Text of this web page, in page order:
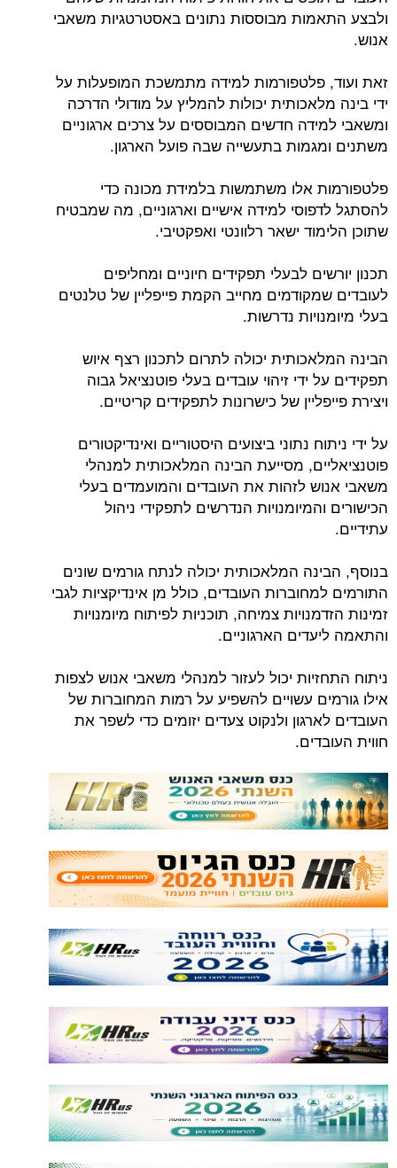
ולבצע התאמות מבוססות נתונים באסטרטגיות משאבי
אנוש.
זאת ועוד, פלטפורמות למידה מתמשכת המופעלות על
ידי בינה מלאכותית יכולות להמליץ על מודולי הדרכה
ומשאבי למידה חדשים המבוססים על צרכים ארגוניים
משתנים ומגמות בתעשייה שבה פועל הארגון.
פלטפורמות אלו משתמשות בלמידת מכונה כדי
להסתגל לדפוסי למידה אישיים וארגוניים, מה שמבטיח
שתוכן הלימוד ישאר רלוונטי ואפקטיבי.
תכנון יורשים לבעלי תפקידים חיוניים ומחליפים
לעובדים שמקודמים מחייב הקמת פייפליין של טלנטים
בעלי מיומנויות נדרשות.
הבינה המלאכותית יכולה לתרום לתכנון רצף איוש
תפקידים על ידי זיהוי עובדים בעלי פוטנציאל גבוה
ויצירת פייפליין של כישרונות לתפקידים קריטיים.
על ידי ניתוח נתוני ביצועים היסטוריים ואינדיקטורים
פוטנציאליים, מסייעת הבינה המלאכותית למנהלי
משאבי אנוש לזהות את העובדים והמועמדים בעלי
הכישורים והמיומנויות הנדרשים לתפקידי ניהול
עתידיים.
בנוסף, הבינה המלאכותית יכולה לנתח גורמים שונים
התורמים למחוברות העובדים, כולל מן אינדיקציות לגבי
זמינות הזדמנויות צמיחה, תוכניות לפיתוח מיומנויות
והתאמה ליעדים הארגוניים.
ניתוח התחזיות יכול לעזור למנהלי משאבי אנוש לצפות
אילו גורמים עשויים להשפיע על רמות המחוברות של
העובדים לארגון ולנקוט צעדים יזומים כדי לשפר את
חווית העובדים.